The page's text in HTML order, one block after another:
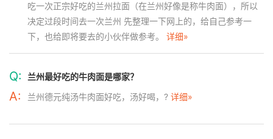
吃一次正宗好吃的兰州拉面（在兰州好像是称牛肉面），所以
决定过段时间去一次兰州 先整理一下网上的，给自己参考一
下，也给即将要去的小伙伴做参考。 详细»
Q: 兰州最好吃的牛肉面是哪家？
A: 兰州德元纯汤牛肉面好吃，汤好喝，? 详细»